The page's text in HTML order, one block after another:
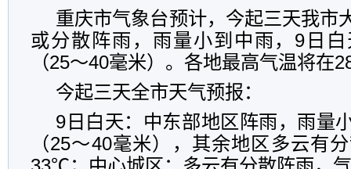
重庆市气象台预计，今起三天我市
或分散阵雨，雨量小到中雨，9日
（25～40毫米）。各地最高气温将
今起三天全市天气预报：
9日白天：中东部地区阵雨，雨量
（25～40毫米），其余地区多云有